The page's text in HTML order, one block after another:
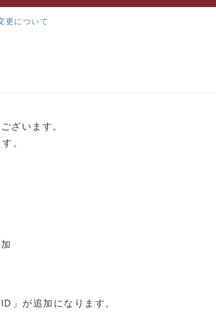
更について
ざいます。
。
」が追加になります。